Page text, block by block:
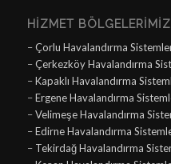
HIZMET
–Çorlu Havalandırma
–Çerkezköy Havalandırma
–Kapaklı Havalandırma
–Ergene Havalandırma
–Velimeşe Havalandırma
–Edirne Havalandırma
– Tekirdağ Havalandırma